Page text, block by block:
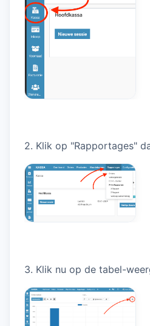
2. Klik op "Rapportages"
3. Klik nu op de tabel-